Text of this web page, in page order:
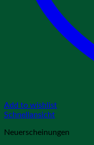
Add to wishlist
Schnellansicht
Neuerscheinungen